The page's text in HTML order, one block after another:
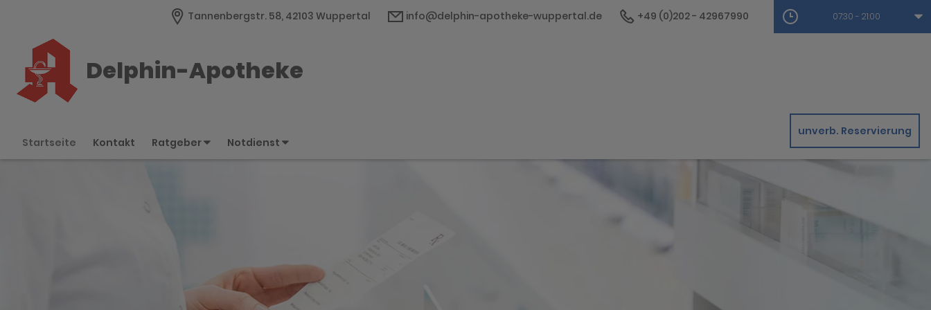
Tannenbergstr. 58, 42103 Wuppertal info@delphin-apotheke-wuppertal.de +49 (0)202 - 42967990 07:30 - 21:00
Delphin-Apotheke
Startseite Kontakt Ratgeber Notdienst
unverb. Reservierung